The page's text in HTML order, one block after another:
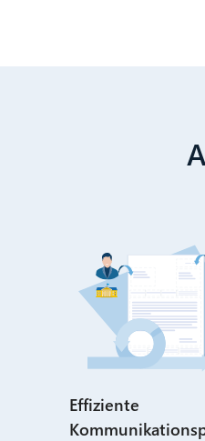
Effiziente